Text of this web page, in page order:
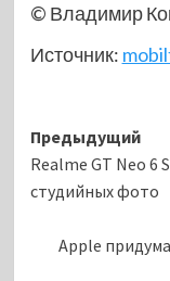
© Владимир
Источник:
Навигация
записи
Предыдущий
Realme GT Neo 6
студийных фото
Apple